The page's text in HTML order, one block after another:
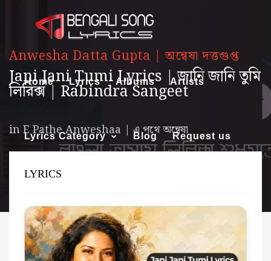
Home Lyrics Albums Artists
Lyrics Category Blog Request us
Anwesha Datta Gupta | অন্বেষা দত্তগুপ্ত
Jani Jani Tumi Lyrics | জানি জানি তুমি
লিরিক্স | Rabindra Sangeet
inE Pathe Anweshaa | এ পথে অন্বেষা
LYRICS